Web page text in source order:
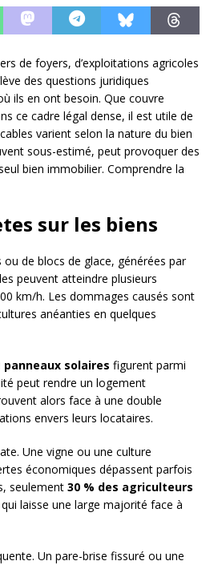
de foyers, d’exploitations agricoles
des questions juridiques
ils en ont besoin. Que couvre
ce cadre légal dense, il est utile de
varient selon la nature du bien
sous-estimé, peut provoquer des
bien immobilier. Comprendre la
sur les biens
de blocs de glace, générées par
peuvent atteindre plusieurs
km/h. Les dommages causés sont
anéanties en quelques
solaires figurent parmi
peut rendre un logement
alors face à une double
envers leurs locataires.
Une vigne ou une culture
économiques dépassent parfois
seulement 30 % des agriculteurs
laisse une large majorité face à
Un pare-brise fissuré ou une